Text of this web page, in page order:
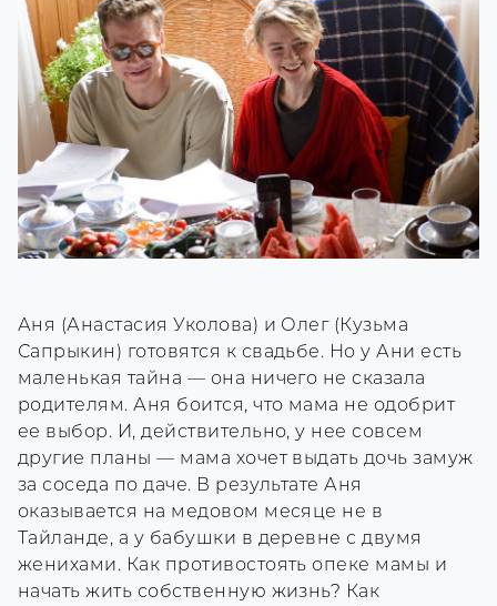
Аня (Анастасия Уколова) и Олег (Кузьма
Сапрыкин) готовятся к свадьбе. Но у Ани есть
маленькая тайна — она ничего не сказала
родителям. Аня боится, что мама не одобрит
ее выбор. И, действительно, у нее совсем
другие планы — мама хочет выдать дочь замуж
за соседа по даче. В результате Аня
оказывается на медовом месяце не в
Тайланде, а у бабушки в деревне с двумя
женихами. Как противостоять опеке мамы и
начать жить собственную жизнь? Как